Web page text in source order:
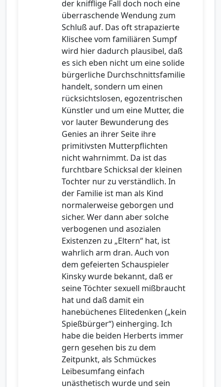
der knifflige Fall doch noch eine
überraschende Wendung zum
Schluß auf. Das oft strapazierte
Klischee vom familiären Sumpf
wird hier dadurch plausibel, daß
es sich eben nicht um eine solide
bürgerliche Durchschnittsfamilie
handelt, sondern um einen
rücksichtslosen, egozentrischen
Künstler und um eine Mutter, die
vor lauter Bewunderung des
Genies an ihrer Seite ihre
primitivsten Mutterpflichten
nicht wahrnimmt. Da ist das
furchtbare Schicksal der kleinen
Tochter nur zu verständlich. In
der Familie ist man als Kind
normalerweise geborgen und
sicher. Wer dann aber solche
verbogenen und asozialen
Existenzen zu „Eltern“ hat, ist
wahrlich arm dran. Auch von
dem gefeierten Schauspieler
Kinsky wurde bekannt, daß er
seine Töchter sexuell mißbraucht
hat und daß damit ein
hanebüchenes Elitedenken („kein
Spießbürger“) einherging. Ich
habe die beiden Herberts immer
gern gesehen bis zu dem
Zeitpunkt, als Schmückes
Leibesumfang einfach
unästhetisch wurde und sein